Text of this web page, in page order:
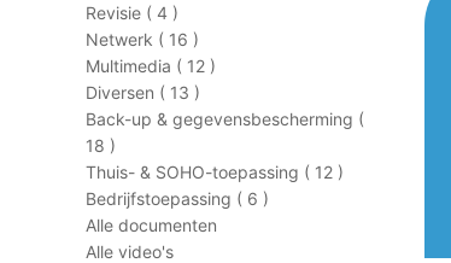
Revisie ( 4 )
Netwerk ( 16 )
Multimedia ( 12 )
Diversen ( 13 )
Back-up & gegevensbescherming (
18 )
Thuis- & SOHO-toepassing ( 12 )
Bedrijfstoepassing ( 6 )
Alle documenten
Alle video's